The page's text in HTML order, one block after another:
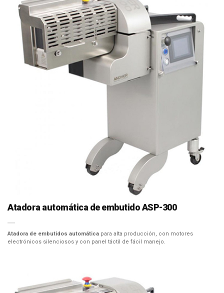
Atadora automática de embutido ASP-300
Atadora de embutidos automática para alta producción, con motores
electrónicos silenciosos y con panel táctil de fácil manejo.